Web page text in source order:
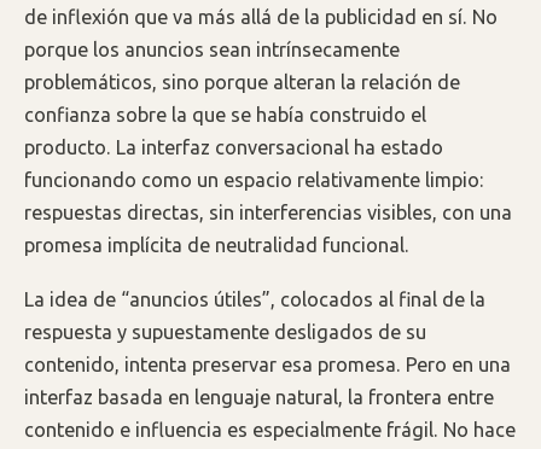
de inflexión que va más allá de la publicidad en sí. No
porque los anuncios sean intrínsecamente
problemáticos, sino porque alteran la relación de
confianza sobre la que se había construido el
producto. La interfaz conversacional ha estado
funcionando como un espacio relativamente limpio:
respuestas directas, sin interferencias visibles, con una
promesa implícita de neutralidad funcional.
La idea de “anuncios útiles”, colocados al final de la
respuesta y supuestamente desligados de su
contenido, intenta preservar esa promesa. Pero en una
interfaz basada en lenguaje natural, la frontera entre
contenido e influencia es especialmente frágil. No hace